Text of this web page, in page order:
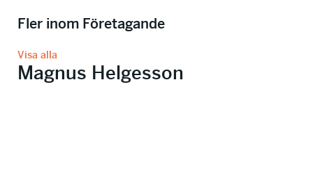
Fler inom Företagande
Visa alla
Magnus Helgesson